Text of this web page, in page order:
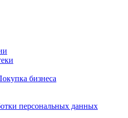
бизнеса
персональных данных